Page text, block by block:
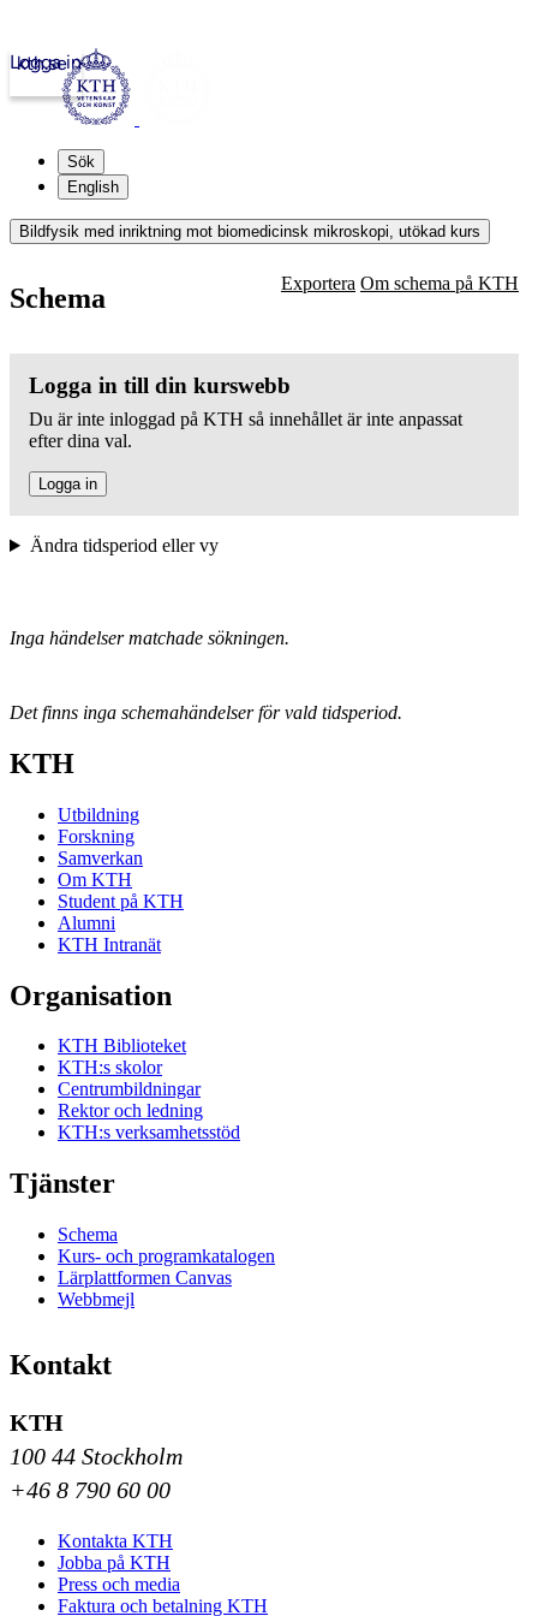
kth.se
Logga in
Sök
English
Bildfysik med inriktning mot biomedicinsk mikroskopi, utökad kurs
Schema Exportera Om schema på KTH
Logga in till din kurswebb
Du är inte inloggad på KTH så innehållet är inte anpassat
efter dina val.
Logga in
Ändra tidsperiod eller vy
Inga händelser matchade sökningen.
Det finns inga schemahändelser för vald tidsperiod.
KTH
Utbildning
Forskning
Samverkan
Om KTH
Student på KTH
Alumni
KTH Intranät
Organisation
KTH Biblioteket
KTH:s skolor
Centrumbildningar
Rektor och ledning
KTH:s verksamhetsstöd
Tjänster
Schema
Kurs- och programkatalogen
Lärplattformen Canvas
Webbmejl
Kontakt
KTH
100 44 Stockholm
+46 8 790 60 00
Kontakta KTH
Jobba på KTH
Press och media
Faktura och betalning KTH